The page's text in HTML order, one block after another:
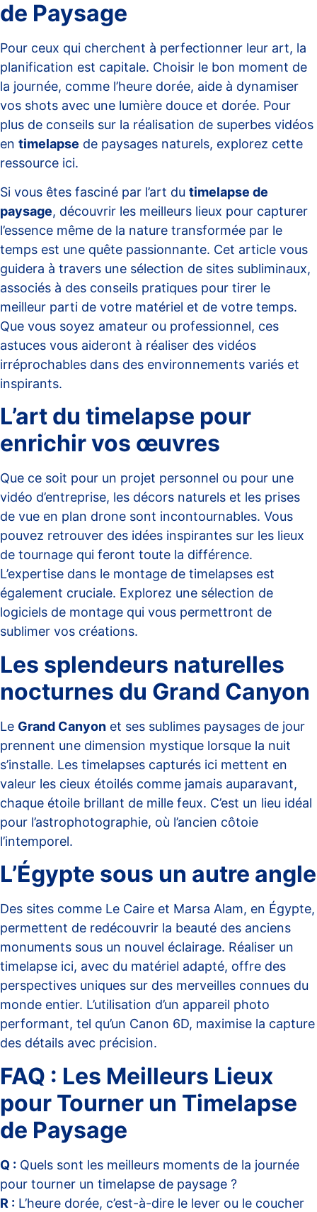
de Paysage
Pour ceux qui cherchent à perfectionner leur art, la
planification est capitale. Choisir le bon moment de
la journée, comme l’heure dorée, aide à dynamiser
vos shots avec une lumière douce et dorée. Pour
plus de conseils sur la réalisation de superbes vidéos
en timelapse de paysages naturels, explorez cette
ressource ici.
Si vous êtes fasciné par l’art du timelapse de
paysage, découvrir les meilleurs lieux pour capturer
l’essence même de la nature transformée par le
temps est une quête passionnante. Cet article vous
guidera à travers une sélection de sites subliminaux,
associés à des conseils pratiques pour tirer le
meilleur parti de votre matériel et de votre temps.
Que vous soyez amateur ou professionnel, ces
astuces vous aideront à réaliser des vidéos
irréprochables dans des environnements variés et
inspirants.
L’art du timelapse pour
enrichir vos œuvres
Que ce soit pour un projet personnel ou pour une
vidéo d’entreprise, les décors naturels et les prises
de vue en plan drone sont incontournables. Vous
pouvez retrouver des idées inspirantes sur les lieux
de tournage qui feront toute la différence.
L’expertise dans le montage de timelapses est
également cruciale. Explorez une sélection de
logiciels de montage qui vous permettront de
sublimer vos créations.
Les splendeurs naturelles
nocturnes du Grand Canyon
Le Grand Canyon et ses sublimes paysages de jour
prennent une dimension mystique lorsque la nuit
s’installe. Les timelapses capturés ici mettent en
valeur les cieux étoilés comme jamais auparavant,
chaque étoile brillant de mille feux. C’est un lieu idéal
pour l’astrophotographie, où l’ancien côtoie
l’intemporel.
L’Égypte sous un autre angle
Des sites comme Le Caire et Marsa Alam, en Égypte,
permettent de redécouvrir la beauté des anciens
monuments sous un nouvel éclairage. Réaliser un
timelapse ici, avec du matériel adapté, offre des
perspectives uniques sur des merveilles connues du
monde entier. L’utilisation d’un appareil photo
performant, tel qu’un Canon 6D, maximise la capture
des détails avec précision.
FAQ : Les Meilleurs Lieux
pour Tourner un Timelapse
de Paysage
Q : Quels sont les meilleurs moments de la journée
pour tourner un timelapse de paysage ?
R : L’heure dorée, c’est-à-dire le lever ou le coucher